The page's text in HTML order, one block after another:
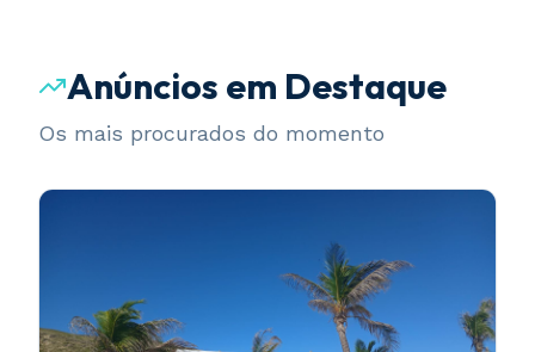
Anúncios em Destaque
Os mais procurados do momento